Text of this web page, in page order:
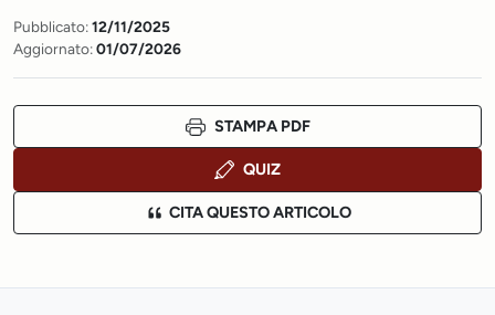
Pubblicato:12/11/2025
Aggiornato:01/07/2026
STAMPA PDF
QUIZ
CITA QUESTO ARTICOLO